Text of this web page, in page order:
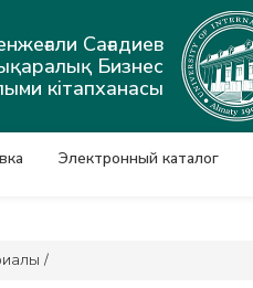
Сағадиев
Бизнес
кітапханасы
Электронный каталог
/